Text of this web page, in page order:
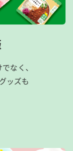
なく、
ッズも